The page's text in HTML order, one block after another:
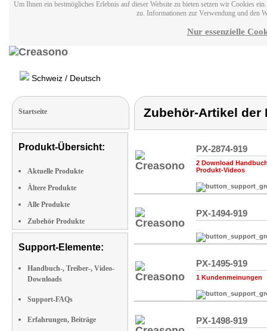
Um Ihnen ein bestmögliches Erlebnis auf dieser Website zu bieten setzen wir Cookies
zu. Informationen zur Verwendung und den
Nur essenzielle
Schweiz / Deutsch
Startseite
Produkt-Übersicht:
Aktuelle Produkte
Ältere Produkte
Alle Produkte
Zubehör Produkte
Support-Elemente:
Handbuch-, Treiber-, Video-
Downloads
Support-FAQs
Erfahrungen, Beiträge
Zubehör-Artikel der
PX-2874-919
2 Download
Produkt-Videos
PX-1494-919
PX-1495-919
1 Kundenmeinungen
PX-1498-919